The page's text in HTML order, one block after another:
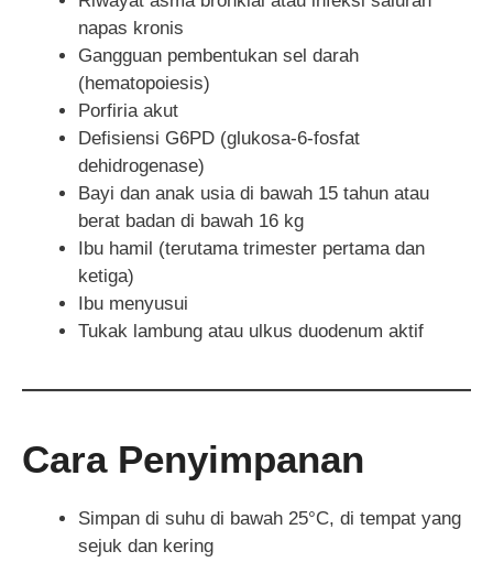
napas kronis
Gangguan pembentukan sel darah
(hematopoiesis)
Porfiria akut
Defisiensi G6PD (glukosa-6-fosfat
dehidrogenase)
Bayi dan anak usia di bawah 15 tahun atau
berat badan di bawah 16 kg
Ibu hamil (terutama trimester pertama dan
ketiga)
Ibu menyusui
Tukak lambung atau ulkus duodenum aktif
Cara Penyimpanan
Simpan di suhu di bawah 25°C, di tempat yang
sejuk dan kering